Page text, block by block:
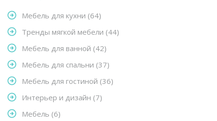
Мебель для кухни (64)
Тренды мягкой мебели (44)
Мебель для ванной (42)
Мебель для спальни (37)
Мебель для гостиной (36)
Интерьер и дизайн (7)
Мебель (6)